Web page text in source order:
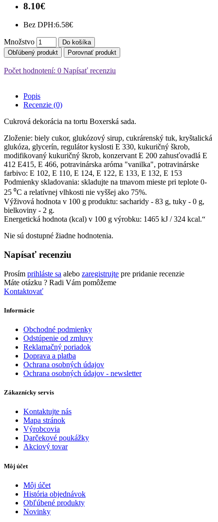
8.10€
Bez DPH:6.58€
Množstvo
Do košíka
Obľúbený produkt
Porovnať produkt
Počet hodnotení: 0 Napísať recenziu
Popis
Recenzie (0)
Cukrová dekorácia na tortu Boxerská sada.
Zloženie: biely cukor, glukózový sirup, cukrárenský tuk, kryštalická
glukóza, glycerín, regulátor kyslosti E 330, kukuričný škrob,
modifikovaný kukuričný škrob, konzervant E 200 zahusťovadlá E
412 Е415, Е 466, potravinárska aróma "vanilka", potravinárske
farbivo: Е 102, Е 110, Е 124, Е 122, Е 133, Е 132, Е 153
Podmienky skladovania: skladujte na tmavom mieste pri teplote 0-
25 ⁰С a relatívnej vlhkosti nie vyššej ako 75%.
Výživová hodnota v 100 g produktu: sacharidy - 83 g, tuky - 0 g,
bielkoviny - 2 g.
Energetická hodnota (kcal) v 100 g výrobku: 1465 kJ / 324 kcal.“
Nie sú dostupné žiadne hodnotenia.
Napísať recenziu
Prosím prihláste sa alebo zaregistrujte pre pridanie recenzie
Máte otázku ? Radi Vám pomôžeme
Kontaktovať
Informácie
Obchodné podmienky
Odstúpenie od zmluvy
Reklamačný poriadok
Doprava a platba
Ochrana osobných údajov
Ochrana osobných údajov - newsletter
Zákaznícky servis
Kontaktujte nás
Mapa stránok
Výrobcovia
Darčekové poukážky
Akciový tovar
Môj účet
Môj účet
História objednávok
Obľúbené produkty
Novinky